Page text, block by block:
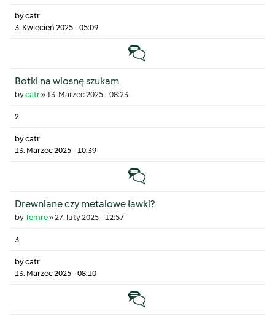
bycatr
3. Kwiecień 2025 - 05:09
Temat zwyczajny
Botki na wiosnę szukam
bycatr»13. Marzec 2025 - 08:23
2
bycatr
13. Marzec 2025 - 10:39
Temat zwyczajny
Drewniane czy metalowe ławki?
byTemre»27. luty 2025 - 12:57
3
bycatr
13. Marzec 2025 - 08:10
Temat zwyczajny